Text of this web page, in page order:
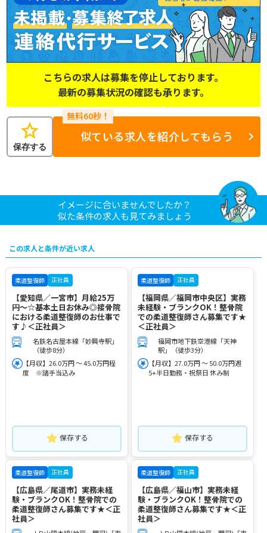
こちらの求人は募集を停止しております。
最新の募集状況の確認も承ります。
star
保存する
似ている求人を紹介してもらう
イメージに合いませんでしたか？
似た条件の求人も見てみましょう
この求人と条件が近い求人
柔道整復師 正社員
【愛知県／一宮市】月給25万
円～☆基本土日お休み◎接骨院
における柔道整復師のお仕事で
す♪＜正社員＞
名鉄名古屋本線「妙興寺駅」
（徒歩8分）
【月収】26.0万円 ～ 45.0万円程
度 ※諸手当込み
保存する
柔道整復師 正社員
【福岡県／福岡市中央区】実務
未経験・ブランクOK！整骨院
での柔道整復師さん募集です★
＜正社員＞
福岡市地下鉄空港線「天神
駅」（徒歩3分）
【月収】27.0万円 ～ 50.0万円週
5+半日勤務・祝祭日 休み制
保存する
柔道整復師 正社員
【広島県／尾道市】実務未経
験・ブランクOK！整骨院での
柔道整復師さん募集です★＜正
社員＞
柔道整復師 正社員
【広島県／福山市】実務未経
験・ブランクOK！整骨院での
柔道整復師さん募集です★＜正
社員＞